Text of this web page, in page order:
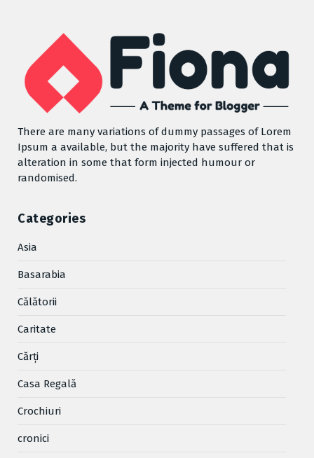
There are many variations of dummy passages of Lorem
Ipsum a available, but the majority have suffered that is
alteration in some that form injected humour or
randomised.
Categories
Asia
Basarabia
Cǎlǎtorii
Caritate
Cărţi
Casa Regală
Crochiuri
cronici